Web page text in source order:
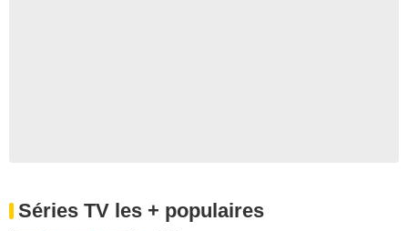
Séries TV les + populaires